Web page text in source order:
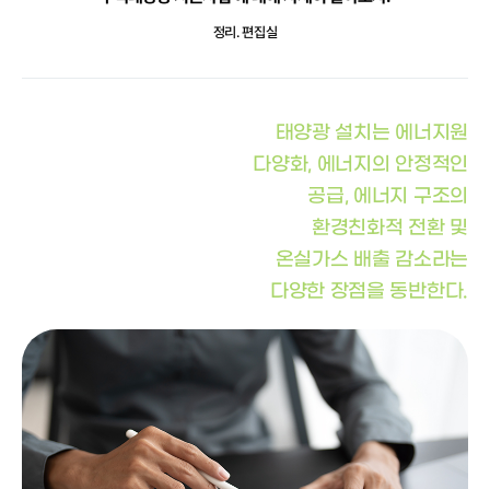
정리. 편집실
태양광 설치는 에너지원
다양화, 에너지의 안정적인
공급, 에너지 구조의
환경친화적 전환 및
온실가스 배출 감소라는
다양한 장점을 동반한다.